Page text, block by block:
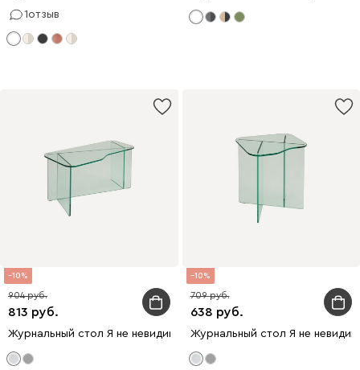
1отзыв
10
813
904
Журнальный стол Я не невидимка-2 Прозрачный
10
638
709
Журнальный стол Я не